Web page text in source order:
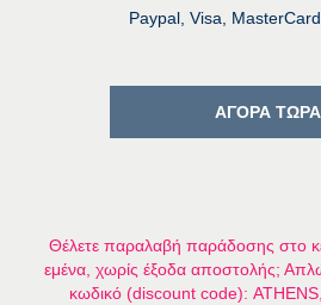
Paypal, Visa,
ΑΓΟΡΑ ΤΩΡΑ
Θέλετε παραλαβή παράδοσης στο
εμένα, χωρίς έξοδα αποστολής;
κωδικό (discount code):